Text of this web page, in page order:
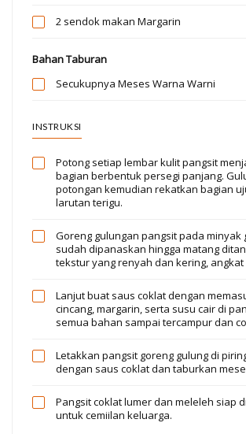
2 sendok makan Margarin
Bahan Taburan
Secukupnya Meses Warna Warni
INSTRUKSI
Potong setiap lembar kulit pangsit
bagian berbentuk persegi panjang.
potongan kemudian rekatkan bagian
larutan terigu.
Goreng gulungan pangsit pada minyak
sudah dipanaskan hingga matang
tekstur yang renyah dan kering,
Lanjut buat saus coklat dengan
cincang, margarin, serta susu cair di
semua bahan sampai tercampur dan
Letakkan pangsit goreng gulung di
dengan saus coklat dan taburkan
Pangsit coklat lumer dan meleleh siap
untuk cemiilan keluarga.